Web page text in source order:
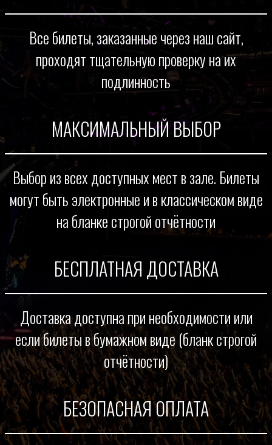
Все билеты, заказанные через наш сайт,
проходят тщательную проверку на их
подлинность
МАКСИМАЛЬНЫЙ ВЫБОР
Выбор из всех доступных мест в зале. Билеты
могут быть электронные и в классическом виде
на бланке строгой отчётности
БЕСПЛАТНАЯ ДОСТАВКА
Доставка доступна при необходимости или
если билеты в бумажном виде (бланк строгой
отчётности)
БЕЗОПАСНАЯ ОПЛАТА